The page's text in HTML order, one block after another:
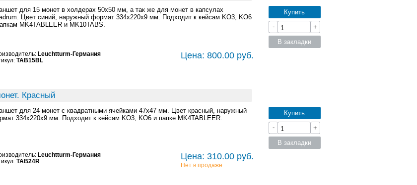
для 15 монет в холдерах 50x50 мм, а так же для монет в капсулах
Цвет синий, наружный формат 334x220x9 мм. Подходит к кейсам KO3, KO6
MK4TABLEER и MK10TABS.
Leuchtturm-Германия
TAB15BL Цена: 800.00 руб.
Купить
-
+
В закладки
Красный
для 24 монет с квадратными ячейками 47x47 мм. Цвет красный, наружный
334x220x9 мм. Подходит к кейсам KO3, KO6 и папке MK4TABLEER.
Leuchtturm-Германия
TAB24R Цена: 310.00 руб.
Нет в продаже
Купить
-
+
В закладки